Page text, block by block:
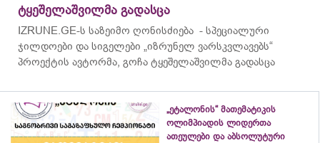
ტყეშელაშვილმა გადასცა
IZRUNE.GE-ს საზეიმო ღონისძიება - სპეციალური
ჯილდოები და სიგელები „იზრუნელ ვარსკვლავებს“
პროექტის ავტორმა, გოჩა ტყეშელაშვილმა გადასცა
„ეტალონის“ მათემატიკის
ოლიმპიადის ლიდერთა
ათეულები და აბსოლუტური